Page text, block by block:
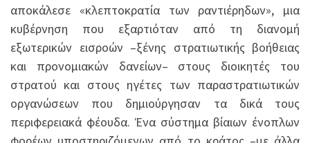
αποκάλεσε «κλεπτοκρατία των ραντιέρηδων», μια
κυβέρνηση που εξαρτιόταν από τη διανομή
εξωτερικών εισροών –ξένης στρατιωτικής βοήθειας
και προνομιακών δανείων– στους διοικητές του
στρατού και στους ηγέτες των παραστρατιωτικών
οργανώσεων που δημιούργησαν τα δικά τους
περιφερειακά φέουδα. Ένα σύστημα βίαιων ένοπλων